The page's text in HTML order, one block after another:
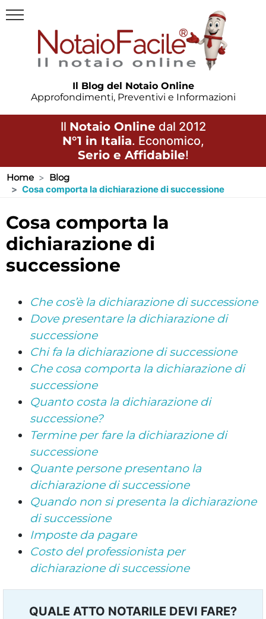
Il Blog del Notaio Online
Approfondimenti, Preventivi e Informazioni
Il Notaio Online dal 2012
N°1 in Italia. Economico,
Serio e Affidabile!
Home
Blog
Cosa comporta la dichiarazione di successione
cosa comporta la
dichiarazione di
successione
Che cos’è la dichiarazione di successione
Dove presentare la dichiarazione di
successione
Chi fa la dichiarazione di successione
Che cosa comporta la dichiarazione di
successione
Quanto costa la dichiarazione di
successione?
Termine per fare la dichiarazione di
successione
Quante persone presentano la
dichiarazione di successione
Quando non si presenta la dichiarazione
di successione
Imposte da pagare
Costo del professionista per
dichiarazione di successione
QUALE ATTO NOTARILE DEVI FARE?